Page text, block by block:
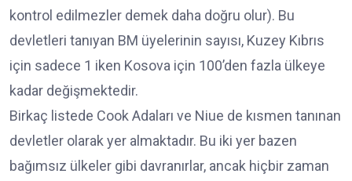
kontrol edilmezler demek daha doğru olur). Bu
devletleri tanıyan BM üyelerinin sayısı, Kuzey Kıbrıs
için sadece 1 iken Kosova için 100’den fazla ülkeye
kadar değişmektedir.
Birkaç listede Cook Adaları ve Niue de kısmen tanınan
devletler olarak yer almaktadır. Bu iki yer bazen
bağımsız ülkeler gibi davranırlar, ancak hiçbir zaman